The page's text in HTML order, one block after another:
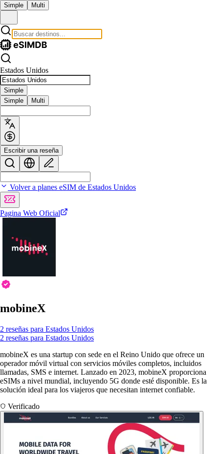
Simple Multi
Estados Unidos
Simple
Simple
Multi
Escribir una reseña
Volver a planes eSIM de Estados Unidos
Pagina Web Oficial
mobineX
2 reseñas para Estados Unidos
2 reseñas para Estados Unidos
mobineX es una startup con sede en el Reino Unido que ofrece un
operador móvil virtual con servicios móviles completos, incluidos
llamadas, SMS e internet. Lanzado en 2023, mobineX proporciona
eSIMs a nivel mundial, incluyendo 5G donde esté disponible. Es la
solución ideal para los viajeros que necesitan internet confiable.
Verificado